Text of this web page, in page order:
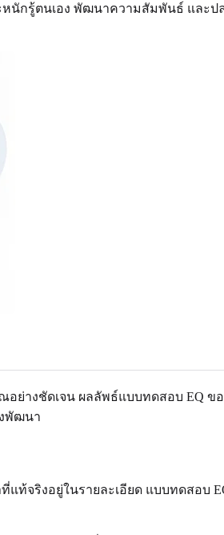
กรู้ตนเอง พัฒนาความสัมพันธ์ และ
อย่างชัดเจน ผลลัพธ์แบบทดสอบ
พัฒนา
ริงอยู่ในรายละเอียด แบบทดสอบ